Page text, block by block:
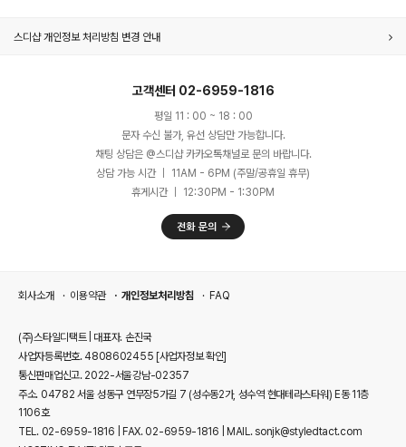
스디샵 개인정보 처리방침 변경 안내
고객센터 02-6959-1816
평일 11 : 00 ~ 18 : 00
문자 수신 불가, 유선 상담만 가능합니다.
채팅 상담은 @스디샵 카카오톡채널로 문의 바랍니다.
상담 가능 시간 ｜ 11AM - 6PM (주말/공휴일 휴무)
휴게시간 ｜ 12:30PM - 1:30PM
회사소개 이용약관 개인정보처리방침 FAQ
(주)스타일디택트 | 대표자. 손진국
사업자등록번호. 4808602455 [사업자정보 확인]
통신판매업신고. 2022-서울강남-02357
주소. 04782 서울 성동구 연무장5가길 7 (성수동2가, 성수역 현대테라스타워) E동 11층
1106호
TEL. 02-6959-1816 | FAX. 02-6959-1816 | MAIL. sonjk@styledtact.com